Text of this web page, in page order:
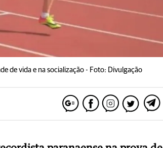
de vida e na socialização - Foto: Divulgação